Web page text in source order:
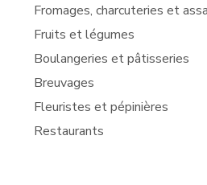
Fromages, charcuteries et
Fruits et légumes
Boulangeries et pâtisseries
Breuvages
Fleuristes et pépinières
Restaurants